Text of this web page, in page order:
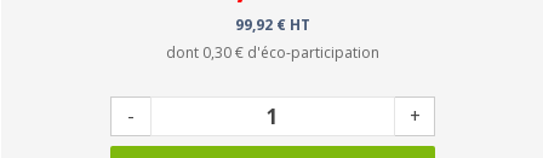
99,92 € HT
dont 0,30 € d'éco-participation
- +